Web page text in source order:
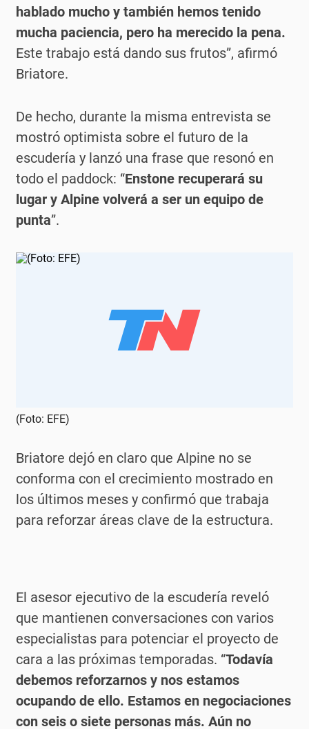
hablado mucho y también hemos tenido
mucha paciencia, pero ha merecido la pena.
Este trabajo está dando sus frutos”, afirmó
Briatore.
De hecho, durante la misma entrevista se
mostró optimista sobre el futuro de la
escudería y lanzó una frase que resonó en
todo el paddock: “Enstone recuperará su
lugar y Alpine volverá a ser un equipo de
punta”.
(Foto: EFE)
Briatore dejó en claro que Alpine no se
conforma con el crecimiento mostrado en
los últimos meses y confirmó que trabaja
para reforzar áreas clave de la estructura.
El asesor ejecutivo de la escudería reveló
que mantienen conversaciones con varios
especialistas para potenciar el proyecto de
cara a las próximas temporadas. “Todavía
debemos reforzarnos y nos estamos
ocupando de ello. Estamos en negociaciones
con seis o siete personas más. Aún no